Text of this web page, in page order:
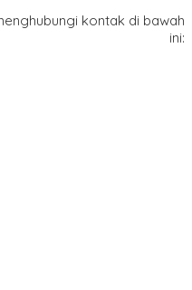
kontak di bawah
ini: